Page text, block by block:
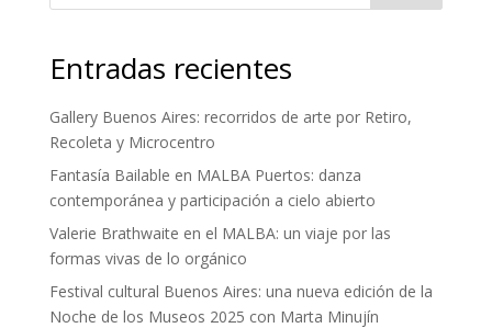
Entradas recientes
Gallery Buenos Aires: recorridos de arte por Retiro,
Recoleta y Microcentro
Fantasía Bailable en MALBA Puertos: danza
contemporánea y participación a cielo abierto
Valerie Brathwaite en el MALBA: un viaje por las
formas vivas de lo orgánico
Festival cultural Buenos Aires: una nueva edición de la
Noche de los Museos 2025 con Marta Minujín